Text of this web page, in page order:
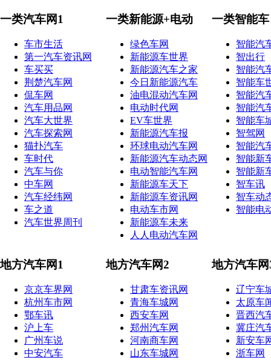
一类汽车网1
车市生活
第一汽车资讯网
车买买
荆楚汽车网
侃车网
汽车用品网
汽车大世界
汽车探索网
猫扑汽车
车时代
汽车与你
中车网
汽车经纬网
车之道
汽车世界周刊
一类新能源+电动
绿色车网
新能源车世界
新能源汽车之家
今日新能源汽车
油电混动汽车网
电动时代网
EV车世界
新能源汽车报
环球电动汽车网
新能源汽车动态网
电动智能汽车网
新能源车天下
新能源车资讯网
电动车市网
新能源车未来
人人电动汽车网
一类智能车
智能汽
智出行
智能汽
智能车
智能汽
智能汽
智能车
智驾网
智能汽
智能新
智能新
智车讯
智车动
智能电
地方汽车网1
京京车界网
杭州车市网
鄂车讯
沪上车
广州车说
中安汽车
地方汽车网2
甘肃车资讯网
青海车城网
西安车网
郑州汽车网
河南商车网
山东车城网
地方汽车网
辽宁车
太原车
晋西汽
冀庄汽
新安车
浙车网